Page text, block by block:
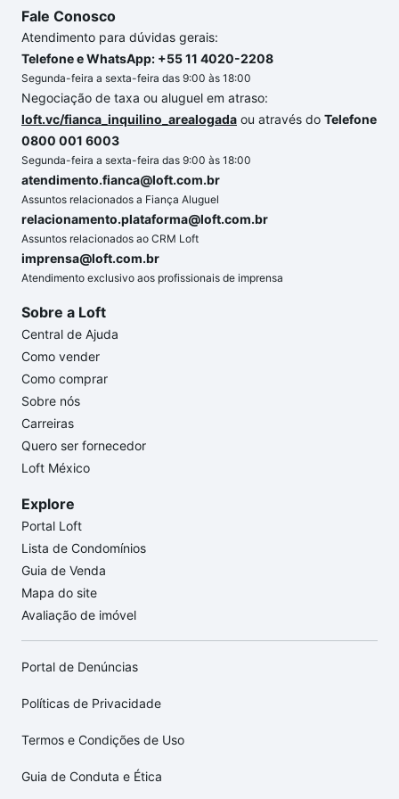
Fale Conosco
Atendimento para dúvidas gerais:
Telefone e WhatsApp: +55 11 4020-2208
Segunda-feira a sexta-feira das 9:00 às 18:00
Negociação de taxa ou aluguel em atraso:
loft.vc/fianca_inquilino_arealogada ou através do Telefone
0800 001 6003
Segunda-feira a sexta-feira das 9:00 às 18:00
atendimento.fianca@loft.com.br
Assuntos relacionados a Fiança Aluguel
relacionamento.plataforma@loft.com.br
Assuntos relacionados ao CRM Loft
imprensa@loft.com.br
Atendimento exclusivo aos profissionais de imprensa
Sobre a Loft
Central de Ajuda
Como vender
Como comprar
Sobre nós
Carreiras
Quero ser fornecedor
Loft México
Explore
Portal Loft
Lista de Condomínios
Guia de Venda
Mapa do site
Avaliação de imóvel
Portal de Denúncias
Políticas de Privacidade
Termos e Condições de Uso
Guia de Conduta e Ética